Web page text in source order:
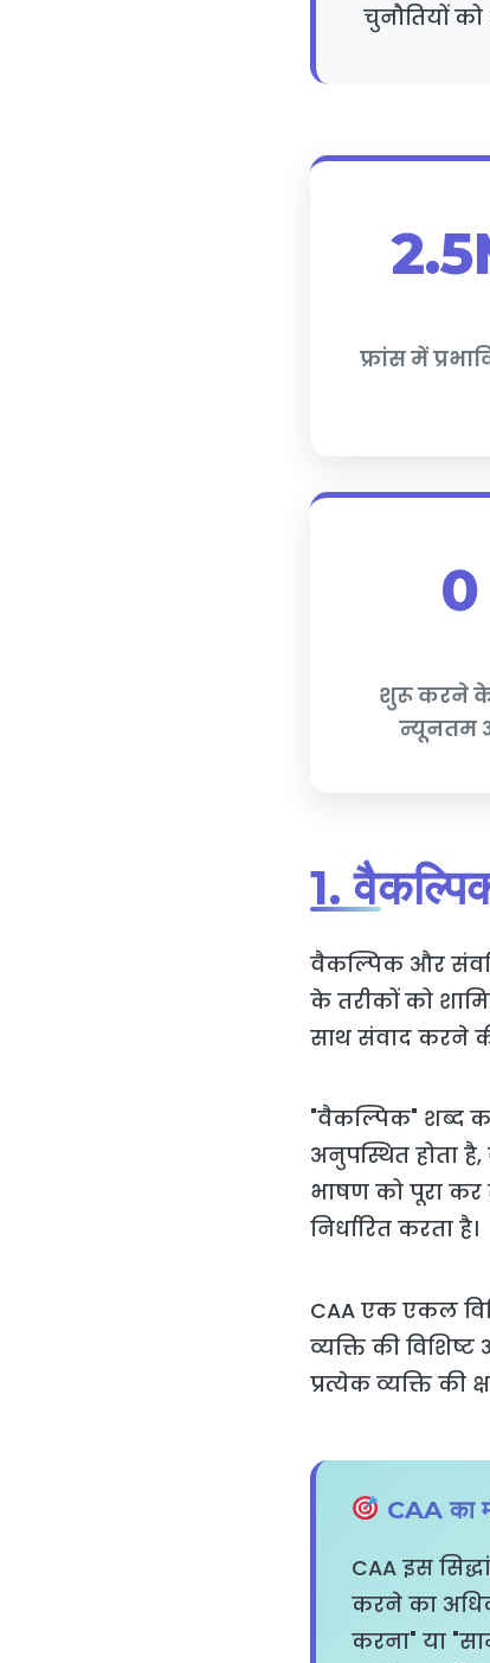
चुनौतियों
फ्रांस में
0
शुरू करने
न्यूनतम
1.
वैकल्पिक और
के तरीकों को
साथ संवाद करने
"वैकल्पिक" शब्द
अनुपस्थित होता
भाषण को पूरा कर
निर्धारित करता है।
CAA एक एकल
व्यक्ति की
प्रत्येक व्यक्ति की
CAA का
CAA इस
करने का
करना" या